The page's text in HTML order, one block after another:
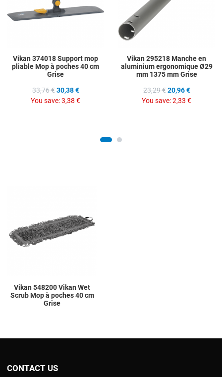
Vikan 374018 Support mop
pliable Mop à poches 40 cm
Grise
33,76 € 30,38 €
You save:3,38 €
Vikan 295218 Manche en
aluminium ergonomique Ø29
mm 1375 mm Grise
23,29 € 20,96 €
You save:2,33 €
Vikan 548200 Vikan Wet
Scrub Mop à poches 40 cm
Grise
CONTACT US